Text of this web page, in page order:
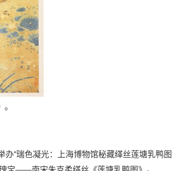
“瑞色凝光：上海博物馆秘藏缂丝莲塘乳鸭图